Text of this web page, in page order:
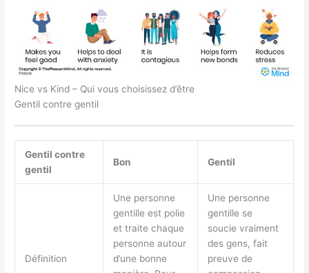
Nice vs Kind – Qui vous choisissez d’être
Gentil contre gentil
Gentil contre
gentil
Bon Gentil
Définition
Une personne
gentille est polie
et traite chaque
personne autour
d’une bonne
Une personne
gentille se
soucie vraiment
des gens, fait
preuve de